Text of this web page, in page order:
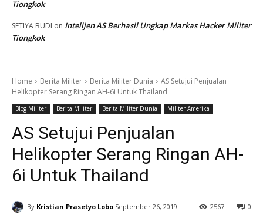
Tiongkok
SETIYA BUDI on Intelijen AS Berhasil Ungkap Markas Hacker Militer
Tiongkok